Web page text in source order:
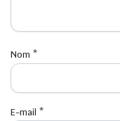
Nom *
E-mail *